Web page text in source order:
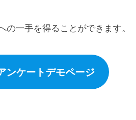
一手を得ることができます。
ンケートデモページ